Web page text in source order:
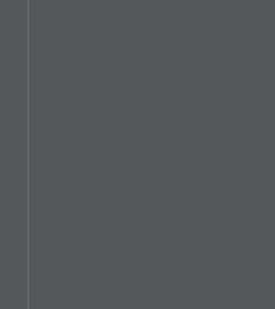
防性保养和基本诊断信息，适
4000 Series™ 自动变速箱。如
件号进行搜索。
以查找历史制造数据、配置信